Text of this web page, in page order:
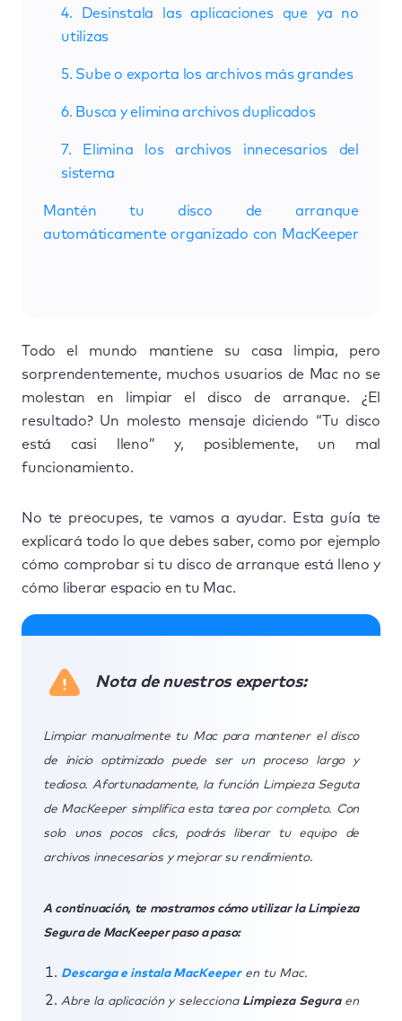
4. Desinstala las aplicaciones que ya no
utilizas
5. Sube o exporta los archivos más grandes
6. Busca y elimina archivos duplicados
7. Elimina los archivos innecesarios del
sistema
Mantén tu disco de arranque
automáticamente organizado con MacKeeper
Todo el mundo mantiene su casa limpia, pero
sorprendentemente, muchos usuarios de Mac no se
molestan en limpiar el disco de arranque. ¿El
resultado? Un molesto mensaje diciendo “Tu disco
está casi lleno” y, posiblemente, un mal
funcionamiento.
No te preocupes, te vamos a ayudar. Esta guía te
explicará todo lo que debes saber, como por ejemplo
cómo comprobar si tu disco de arranque está lleno y
cómo liberar espacio en tu Mac.
Nota de nuestros expertos:
Limpiar manualmente tu Mac para mantener el disco
de inicio optimizado puede ser un proceso largo y
tedioso. Afortunadamente, la función Limpieza Seguta
de MacKeeper simplifica esta tarea por completo. Con
solo unos pocos clics, podrás liberar tu equipo de
archivos innecesarios y mejorar su rendimiento.
A continuación, te mostramos cómo utilizar la Limpieza
Segura de MacKeeper paso a paso:
Descarga e instala MacKeeperen tu Mac.
Abre la aplicación y selecciona Limpieza Seguraen